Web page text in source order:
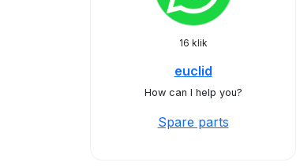
16 klik
euclid
How can I help you?
Spare parts